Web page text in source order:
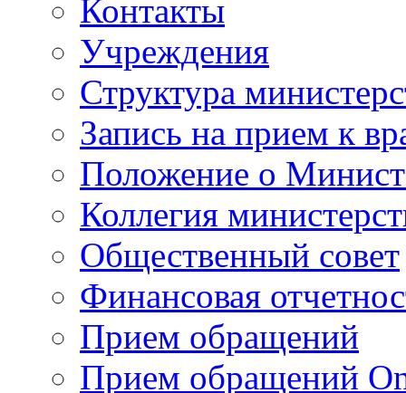
Контакты
Учреждения
Структура
Запись на прием к
Положение о
Коллегия
Общественный совет
Финансовая
Прием обращений
Прием обращений